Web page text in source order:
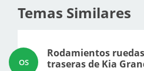
Temas Similares
OS
Rodamientos
traseras de Kia